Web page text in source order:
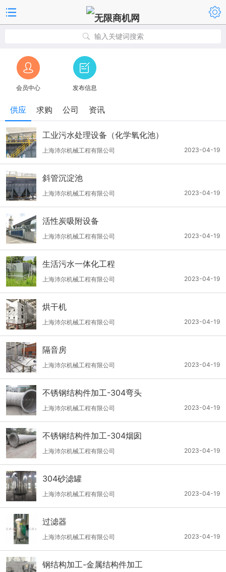
输入关键词搜索
会员中心 发布信息
供应 求购 公司 资讯
工业污水处理设备（化学氧化池）
2023-04-19
上海沛尔机械工程有限公司
斜管沉淀池
2023-04-19
上海沛尔机械工程有限公司
活性炭吸附设备
2023-04-19
上海沛尔机械工程有限公司
生活污水一体化工程
2023-04-19
上海沛尔机械工程有限公司
烘干机
2023-04-19
上海沛尔机械工程有限公司
隔音房
2023-04-19
上海沛尔机械工程有限公司
不锈钢结构件加工-304弯头
2023-04-19
上海沛尔机械工程有限公司
不锈钢结构件加工-304烟囱
2023-04-19
上海沛尔机械工程有限公司
304砂滤罐
2023-04-19
上海沛尔机械工程有限公司
过滤器
2023-04-19
上海沛尔机械工程有限公司
钢结构加工-金属结构件加工